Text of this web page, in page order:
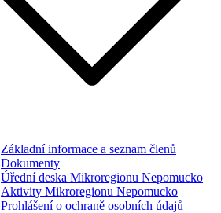
Základní informace a seznam členů
Dokumenty
Úřední deska Mikroregionu Nepomucko
Aktivity Mikroregionu Nepomucko
Prohlášení o ochraně osobních údajů